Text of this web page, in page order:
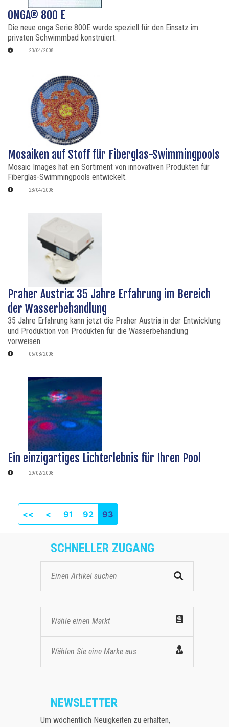
ONGA® 800 E
Die neue onga Serie 800E wurde speziell für den Einsatz im
privaten Schwimmbad konstruiert.
23/04/2008
Mosaiken auf Stoff für Fiberglas-Swimmingpools
Mosaic Images hat ein Sortiment von innovativen Produkten für
Fiberglas-Swimmingpools entwickelt.
23/04/2008
Praher Austria: 35 Jahre Erfahrung im Bereich
der Wasserbehandlung
35 Jahre Erfahrung kann jetzt die Praher Austria in der Entwicklung
und Produktion von Produkten für die Wasserbehandlung
vorweisen.
06/03/2008
Ein einzigartiges Lichterlebnis für Ihren Pool
29/02/2008
<< First page
<Previous
91 92 93
SCHNELLER ZUGANG
Wähle einen Markt
Wählen Sie eine Marke aus
NEWSLETTER
Um wöchentlich Neuigkeiten zu erhalten,